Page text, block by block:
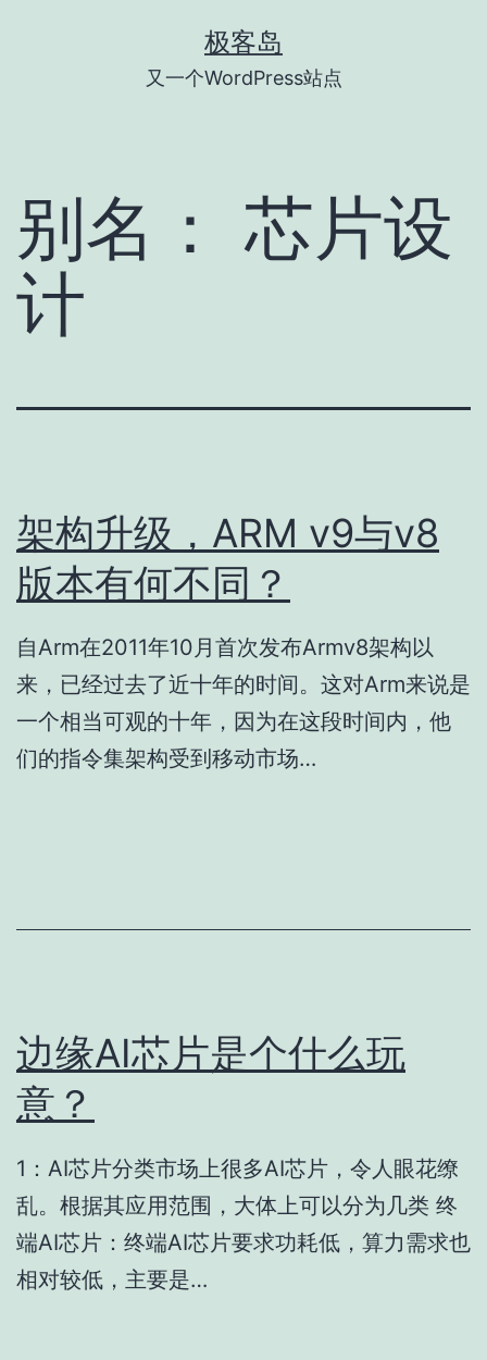
极客岛
又一个WordPress站点
别名： 芯片设
计
架构升级，ARM v9与v8
版本有何不同？
自Arm在2011年10月首次发布Armv8架构以
来，已经过去了近十年的时间。这对Arm来说是
一个相当可观的十年，因为在这段时间内，他
们的指令集架构受到移动市场…
边缘AI芯片是个什么玩
意？
1：AI芯片分类市场上很多AI芯片，令人眼花缭
乱。根据其应用范围，大体上可以分为几类 终
端AI芯片：终端AI芯片要求功耗低，算力需求也
相对较低，主要是…